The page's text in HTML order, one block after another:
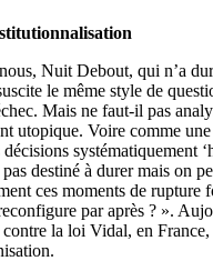
Nuit Debout, qui n’a
le même style de
Mais ne faut-il pas
utopique. Voire comme
décisions systématiquement
pas destiné à durer mais on
ces moments de rupture
par après ? ».
la loi Vidal, en France,